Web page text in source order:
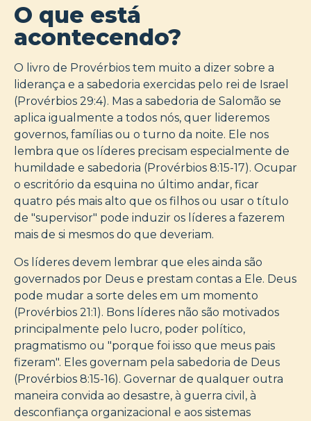
O que está
acontecendo?
O livro de Provérbios tem muito a dizer sobre a
liderança e a sabedoria exercidas pelo rei de Israel
(Provérbios 29:4). Mas a sabedoria de Salomão se
aplica igualmente a todos nós, quer lideremos
governos, famílias ou o turno da noite. Ele nos
lembra que os líderes precisam especialmente de
humildade e sabedoria (Provérbios 8:15-17). Ocupar
o escritório da esquina no último andar, ficar
quatro pés mais alto que os filhos ou usar o título
de "supervisor" pode induzir os líderes a fazerem
mais de si mesmos do que deveriam.
Os líderes devem lembrar que eles ainda são
governados por Deus e prestam contas a Ele. Deus
pode mudar a sorte deles em um momento
(Provérbios 21:1). Bons líderes não são motivados
principalmente pelo lucro, poder político,
pragmatismo ou "porque foi isso que meus pais
fizeram". Eles governam pela sabedoria de Deus
(Provérbios 8:15-16). Governar de qualquer outra
maneira convida ao desastre, à guerra civil, à
desconfiança organizacional e aos sistemas